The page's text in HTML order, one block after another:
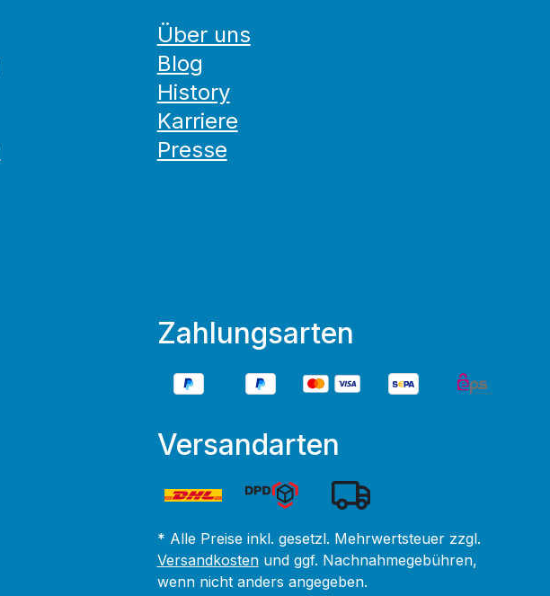
Über uns
Blog
History
Karriere
Presse
Zahlungsarten
Versandarten
* Alle Preise inkl. gesetzl. Mehrwertsteuer zzgl.
Versandkostenund ggf. Nachnahmegebühren,
wenn nicht anders angegeben.